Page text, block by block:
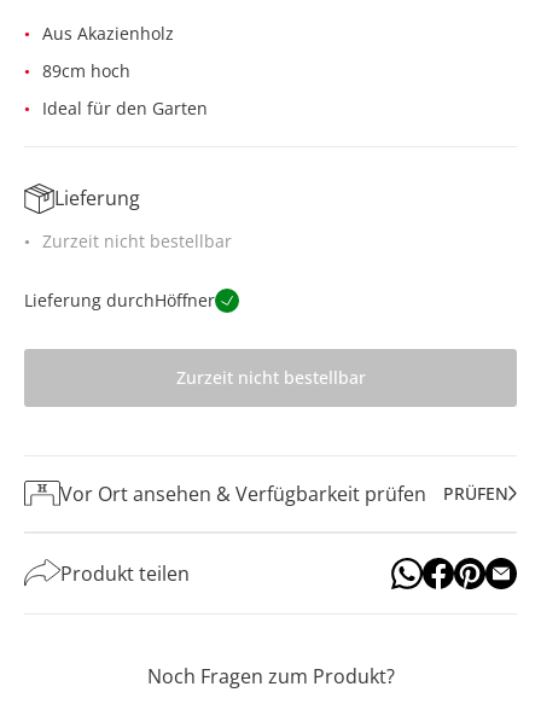
Aus Akazienholz
89cm hoch
Ideal für den Garten
Lieferung
Zurzeit nicht bestellbar
Lieferung durchHöffner
Zurzeit nicht bestellbar
Vor Ort ansehen & Verfügbarkeit prüfen PRÜFEN
Produkt teilen
Noch Fragen zum Produkt?